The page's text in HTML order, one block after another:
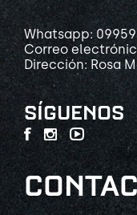
Whatsapp:
Correo
Dirección: Rosa
SÍGUENOS